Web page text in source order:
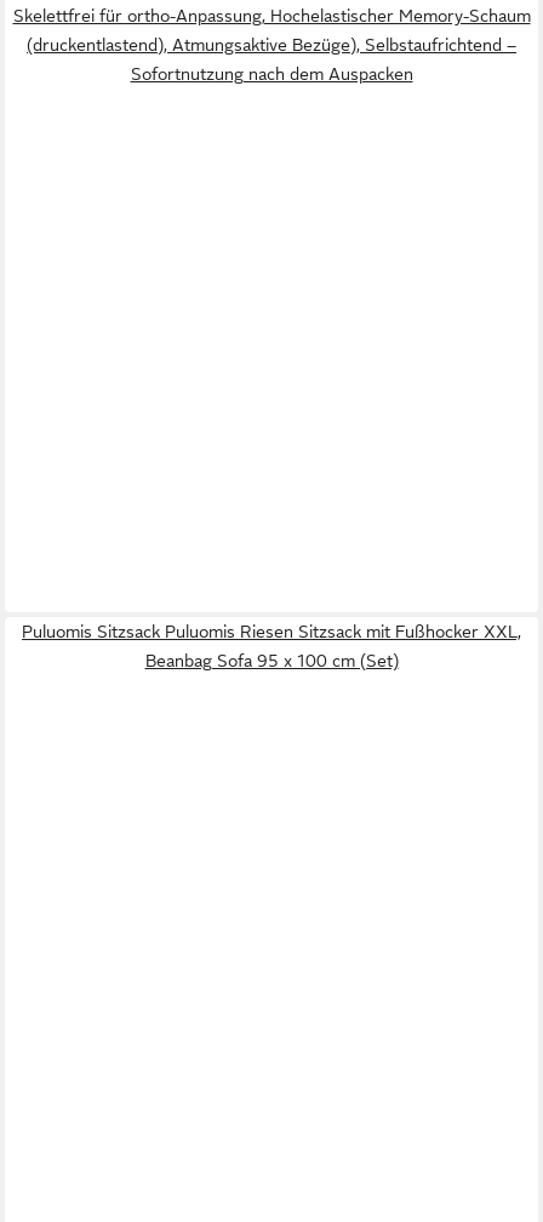
Skelettfrei für ortho-Anpassung, Hochelastischer Memory-Schaum
(druckentlastend), Atmungsaktive Bezüge), Selbstaufrichtend –
Sofortnutzung nach dem Auspacken
Puluomis Sitzsack Puluomis Riesen Sitzsack mit Fußhocker XXL,
Beanbag Sofa 95 x 100 cm (Set)